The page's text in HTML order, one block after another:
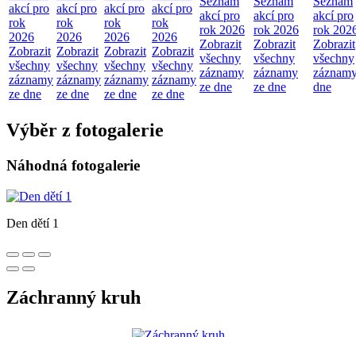
akcí pro
rok
2026
Zobrazit
všechny
záznamy
ze dne
akcí pro
rok
2026
Zobrazit
všechny
záznamy
ze dne
akcí pro
rok
2026
Zobrazit
všechny
záznamy
ze dne
akcí pro
rok
2026
Zobrazit
všechny
záznamy
ze dne
akcí pro
rok 2026
Zobrazit
všechny
záznamy
ze dne
akcí pro
rok 2026
Zobrazit
všechny
záznamy
ze dne
akcí pro
rok
Zobrazit
všechny
dne
Výběr z fotogalerie
Náhodná fotogalerie
Den dětí 1
Záchranný kruh